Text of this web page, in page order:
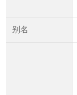
别名